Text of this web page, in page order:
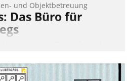
und Objektbetreuung
Das Büro für
aktuelle Cockpit für mobile